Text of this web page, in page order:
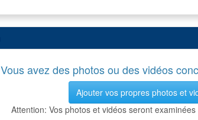
Vous avez des photos ou des vidéos
Ajouter vos propres photos et
Attention: Vos photos et vidéos seront